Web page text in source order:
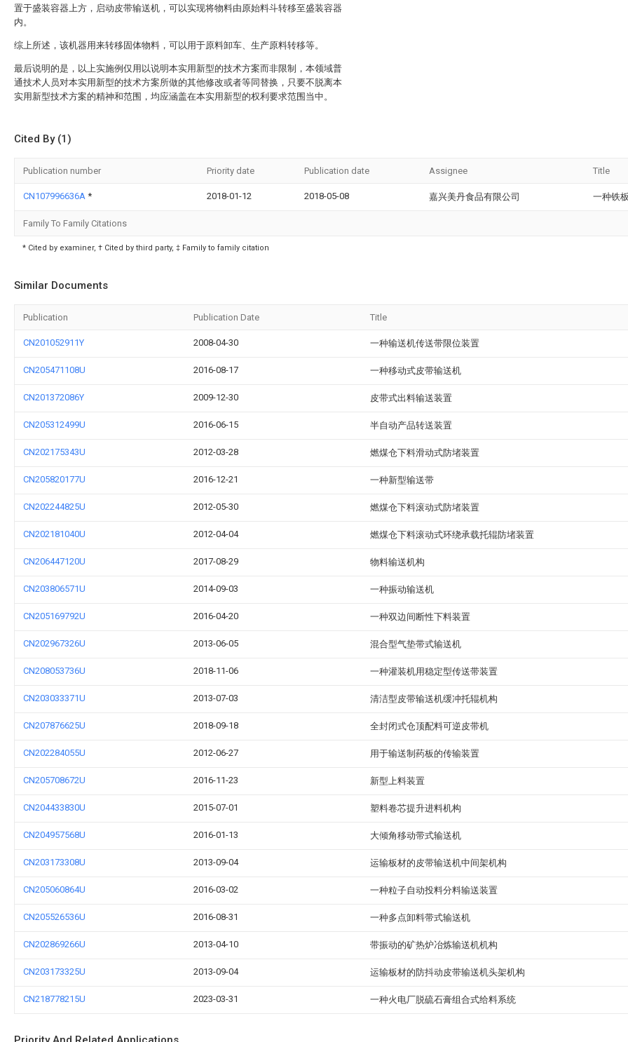
置于盛装容器上方，启动皮带输送机，可以实现将物料由原始料斗转移至盛装容器
内。
综上所述，该机器用来转移固体物料，可以用于原料卸车、生产原料转移等。
最后说明的是，以上实施例仅用以说明本实用新型的技术方案而非限制，本领域普
通技术人员对本实用新型的技术方案所做的其他修改或者等同替换，只要不脱离本
实用新型技术方案的精神和范围，均应涵盖在本实用新型的权利要求范围当中。
Cited By (1)
Publication number Priority date Publication date Assignee Title
CN107996636A * 2018-01-12 2018-05-08 嘉兴美丹食品有限公司 一种铁
Family To Family Citations
* Cited by examiner, † Cited by third party, ‡ Family to family citation
Similar Documents
Publication Publication Date Title
CN201052911Y 2008-04-30 一种输送机传送带限位装置
CN205471108U 2016-08-17 一种移动式皮带输送机
CN201372086Y 2009-12-30 皮带式出料输送装置
CN205312499U 2016-06-15 半自动产品转送装置
CN202175343U 2012-03-28 燃煤仓下料滑动式防堵装置
CN205820177U 2016-12-21 一种新型输送带
CN202244825U 2012-05-30 燃煤仓下料滚动式防堵装置
CN202181040U 2012-04-04 燃煤仓下料滚动式环绕承载托辊防堵装置
CN206447120U 2017-08-29 物料输送机构
CN203806571U 2014-09-03 一种振动输送机
CN205169792U 2016-04-20 一种双边间断性下料装置
CN202967326U 2013-06-05 混合型气垫带式输送机
CN208053736U 2018-11-06 一种灌装机用稳定型传送带装置
CN203033371U 2013-07-03 清洁型皮带输送机缓冲托辊机构
CN207876625U 2018-09-18 全封闭式仓顶配料可逆皮带机
CN202284055U 2012-06-27 用于输送制药板的传输装置
CN205708672U 2016-11-23 新型上料装置
CN204433830U 2015-07-01 塑料卷芯提升进料机构
CN204957568U 2016-01-13 大倾角移动带式输送机
CN203173308U 2013-09-04 运输板材的皮带输送机中间架机构
CN205060864U 2016-03-02 一种粒子自动投料分料输送装置
CN205526536U 2016-08-31 一种多点卸料带式输送机
CN202869266U 2013-04-10 带振动的矿热炉冶炼输送机机构
CN203173325U 2013-09-04 运输板材的防抖动皮带输送机头架机构
CN218778215U 2023-03-31 一种火电厂脱硫石膏组合式给料系统